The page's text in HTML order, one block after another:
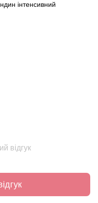
інтенсивний
відгук